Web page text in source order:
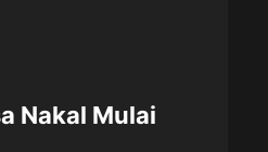
Nakal Mulai